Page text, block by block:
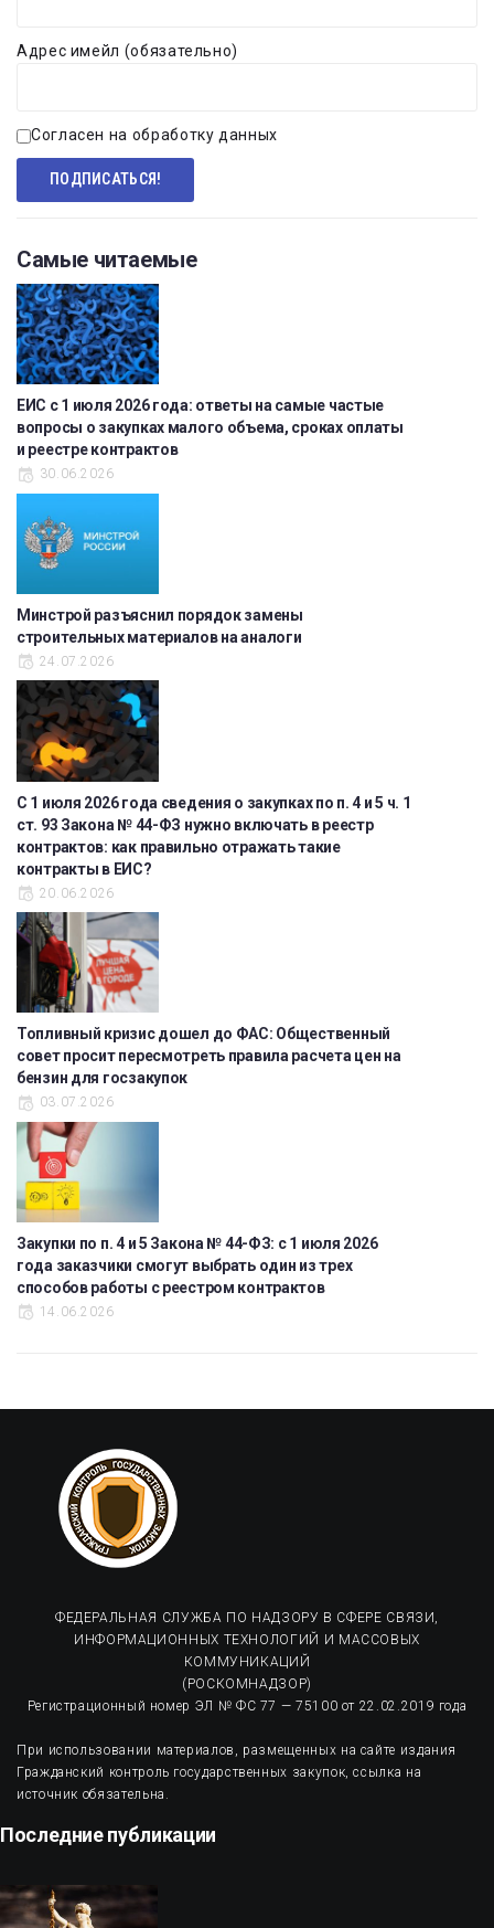
Адрес имейл (обязательно)
Согласен на обработку данных
Самые читаемые
ЕИС с 1 июля 2026 года: ответы на самые частые
вопросы о закупках малого объема, сроках оплаты
и реестре контрактов
30.06.2026
Минстрой разъяснил порядок замены
строительных материалов на аналоги
24.07.2026
С 1 июля 2026 года сведения о закупках по п. 4 и 5 ч. 1
ст. 93 Закона № 44-ФЗ нужно включать в реестр
контрактов: как правильно отражать такие
контракты в ЕИС?
20.06.2026
Топливный кризис дошел до ФАС: Общественный
совет просит пересмотреть правила расчета цен на
бензин для госзакупок
03.07.2026
Закупки по п. 4 и 5 Закона № 44-ФЗ: с 1 июля 2026
года заказчики смогут выбрать один из трех
способов работы с реестром контрактов
14.06.2026
ФЕДЕРАЛЬНАЯ СЛУЖБА ПО НАДЗОРУ В СФЕРЕ СВЯЗИ,
ИНФОРМАЦИОННЫХ ТЕХНОЛОГИЙ И МАССОВЫХ
КОММУНИКАЦИЙ
(РОСКОМНАДЗОР)
Регистрационный номер ЭЛ № ФС 77 — 75100 от 22.02.2019 года
При использовании материалов, размещенных на сайте издания
Гражданский контроль государственных закупок, ссылка на
источник обязательна.
Последние публикации